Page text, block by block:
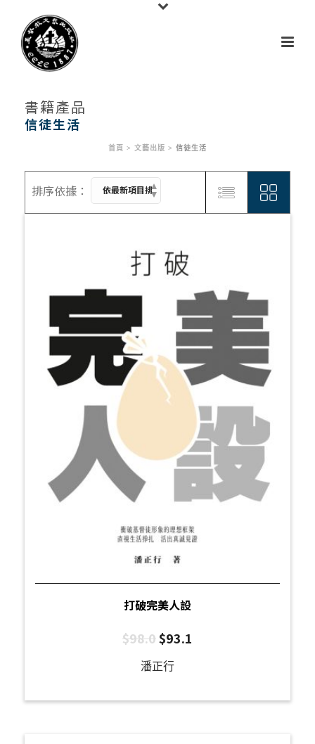
書籍產品
首頁 > 文藝出版 > 信徒生活
信徒生活
打破完美人設
$98.0$93.1
潘正行